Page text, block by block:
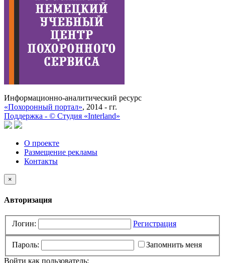
Информационно-аналитический ресурс
«Похоронный портал», 2014 - гг.
Поддержка - © Cтудия «Interland»
О проекте
Размещение рекламы
Контакты
×
Авторизация
Логин: Регистрация
Пароль:
Запомнить меня
Войти как пользователь: